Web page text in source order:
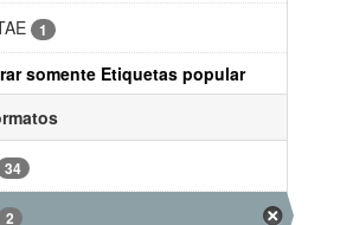
1
somente Etiquetas popular
34
2